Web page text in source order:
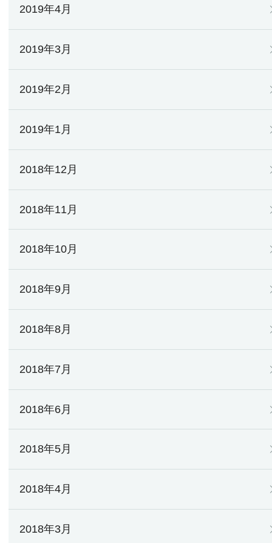
2019年4月
2019年3月
2019年2月
2019年1月
2018年12月
2018年11月
2018年10月
2018年9月
2018年8月
2018年7月
2018年6月
2018年5月
2018年4月
2018年3月